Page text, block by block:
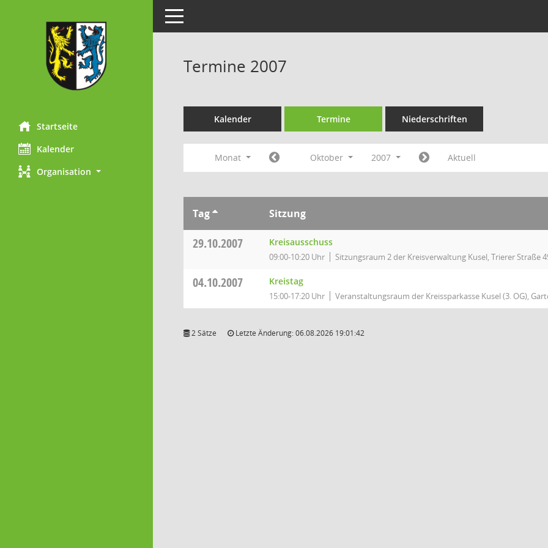
Startseite
Kalender
Organisation
Toggle navigation
Termine 2007
Kalender Termine Niederschriften
Monat Oktober 2007 Aktuell
Tag Sitzung
29.10.2007 Kreisausschuss
09:00-10:20 Uhr Sitzungsraum 2 der Kreisverwaltung Kusel, Trierer Straße
04.10.2007 Kreistag
15:00-17:20 Uhr Veranstaltungsraum der Kreissparkasse Kusel (3. OG),
2 Sätze Letzte Änderung: 06.08.2026 19:01:42